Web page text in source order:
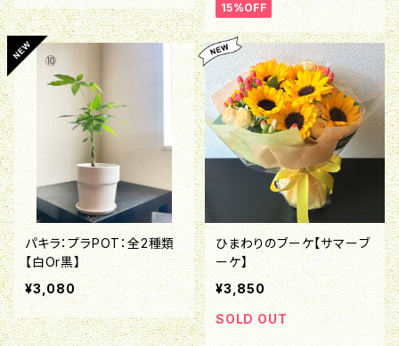
15%OFF
パキラ：プラPOT：全2種類
【白Or黒】
¥3,080
ひまわりのブーケ【サマーブ
ーケ】
¥3,850
SOLD OUT